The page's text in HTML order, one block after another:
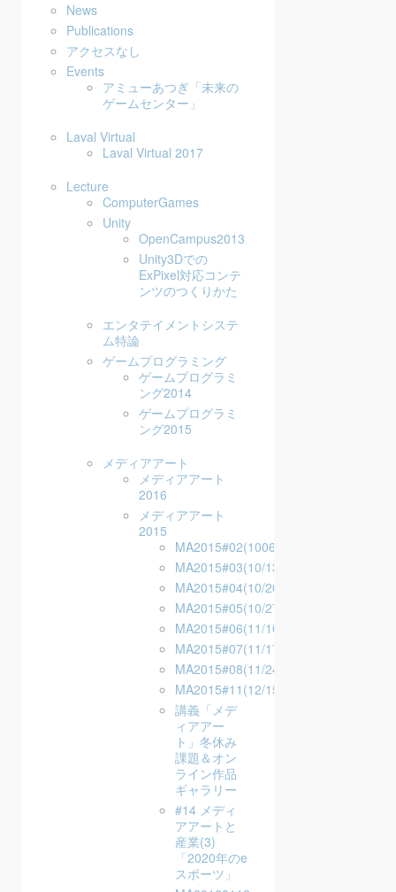
News
Publications
アクセスなし
Events
アミューあつぎ「未来の
ゲームセンター」
Laval Virtual
Laval Virtual 2017
Lecture
ComputerGames
Unity
OpenCampus2013
Unity3Dでの
ExPixel対応コンテ
ンツのつくりかた
エンタテイメントシステ
ム特論
ゲームプログラミング
ゲームプログラミ
ング2014
ゲームプログラミ
ング2015
メディアアート
メディアアート
2016
メディアアート
2015
MA2015#02(1006)
MA2015#03(10/13)
MA2015#04(10/20)
MA2015#05(10/27)
MA2015#06(11/10)
MA2015#07(11/17)
MA2015#08(11/24)
MA2015#11(12/15)
講義「メデ
ィアアー
ト」冬休み
課題＆オン
ライン作品
ギャラリー
#14 メディ
アアートと
産業(3)
「2020年のe
スポーツ」